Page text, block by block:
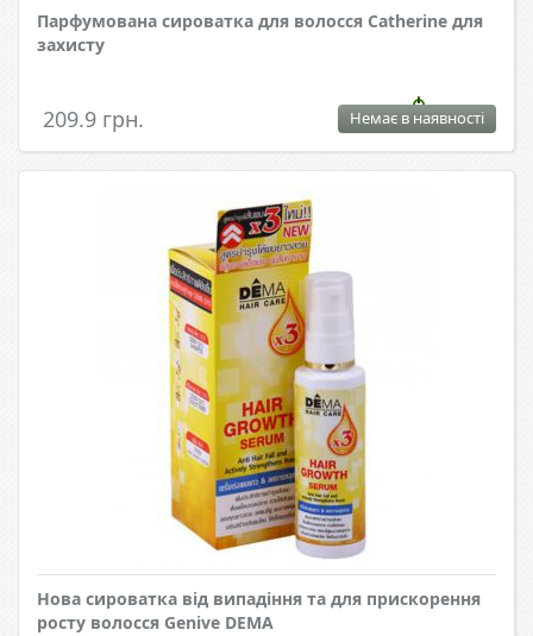
Парфумована сироватка для волосся Catherine для
захисту
209.9 грн. Немає в наявності
Нова сироватка від випадіння та для прискорення
росту волосся Genive DEMA